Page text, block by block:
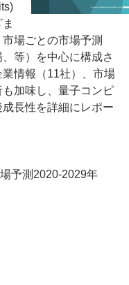
場ごとの市場予測
等）を中心に構成さ
情報（11社）、市場
加味し、量子コンピ
長性を詳細にレポー
予測2020-2029年